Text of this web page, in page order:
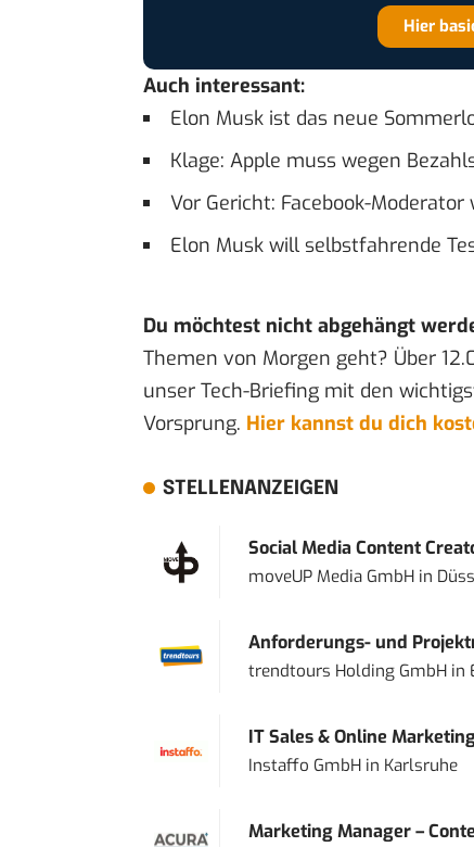
Hier
Auch interessant:
Elon Musk ist das neue
Klage: Apple muss wegen
Vor Gericht: Facebook-
Elon Musk will selbstfahrende
Du möchtest nicht abgehängt
Themen von Morgen geht? Über
unser Tech-Briefing mit den
Vorsprung. Hier kannst du dich
STELLENANZEIGEN
Social Media Content
moveUP Media GmbHin
Anforderungs- und
trendtours Holding GmbHin
IT Sales & Online
Instaffo GmbHin Karlsruhe
Marketing Manager –